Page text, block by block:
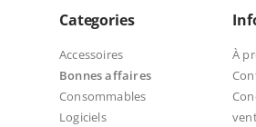
Categories
Accessoires
Bonnes affaires
Consommables
Logiciels
À